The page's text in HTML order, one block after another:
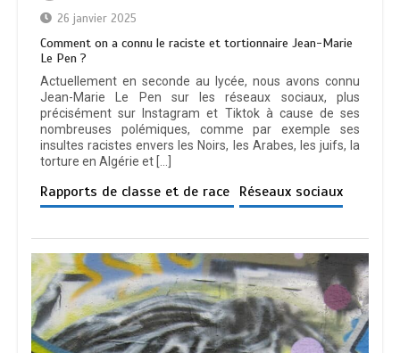
26 janvier 2025
Comment on a connu le raciste et tortionnaire Jean-Marie
Le Pen ?
Actuellement en seconde au lycée, nous avons connu
Jean-Marie Le Pen sur les réseaux sociaux, plus
précisément sur Instagram et Tiktok à cause de ses
nombreuses polémiques, comme par exemple ses
insultes racistes envers les Noirs, les Arabes, les juifs, la
torture en Algérie et […]
Rapports de classe et de race Réseaux sociaux